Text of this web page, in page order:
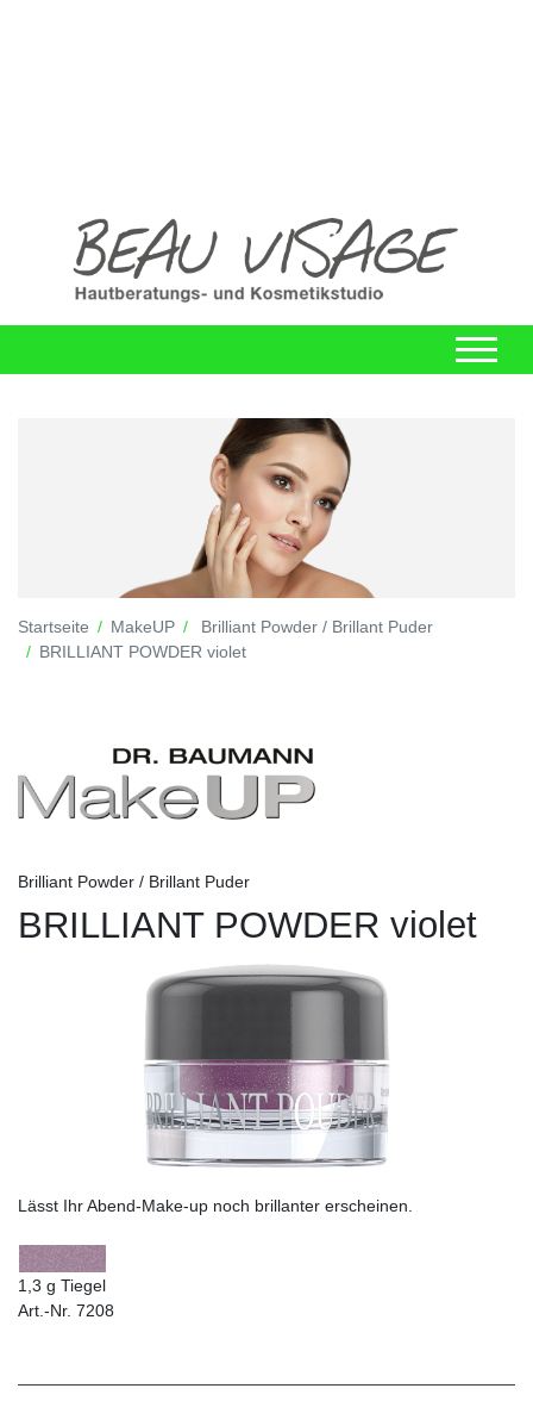
Startseite MakeUP
Brilliant Powder / Brillant Puder
BRILLIANT POWDER violet
Brilliant Powder / Brillant Puder
BRILLIANT POWDER violet
Lässt Ihr Abend-Make-up noch brillanter erscheinen.
1,3 g Tiegel
Art.-Nr. 7208